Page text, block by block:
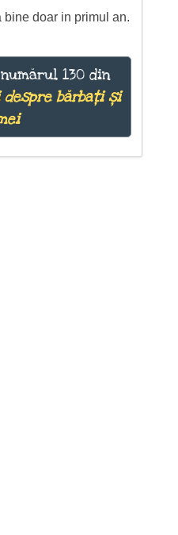
bine doar in primul an.
130 din
despre bărbați și